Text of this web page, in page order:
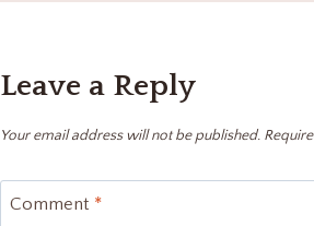
Leave a Reply
Your email address will not be published.
Comment *